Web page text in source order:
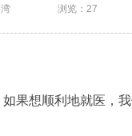
浏览：27
果想顺利地就医，